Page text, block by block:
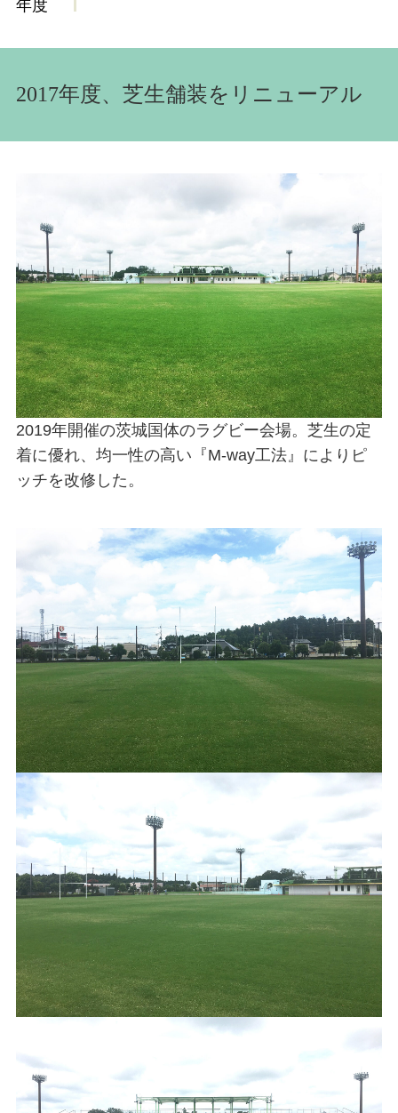
年度
2017年度、芝生舗装をリニューアル
2019年開催の茨城国体のラグビー会場。芝生の定
着に優れ、均一性の高い『M-way工法』によりピ
ッチを改修した。